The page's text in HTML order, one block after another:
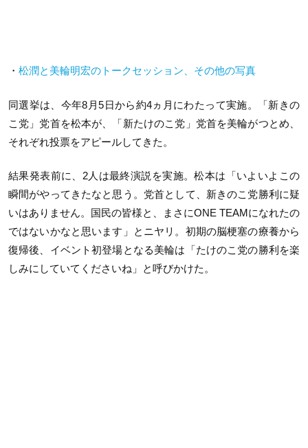
・ 松潤と美輪明宏のトークセッション、その他の写真
同選挙は、今年8月5日から約4ヵ月にわたって実施。「新きの
こ党」党首を松本が、「新たけのこ党」党首を美輪がつとめ、
それぞれ投票をアピールしてきた。
結果発表前に、2人は最終演説を実施。松本は「いよいよこの
瞬間がやってきたなと思う。党首として、新きのこ党勝利に疑
いはありません。国民の皆様と、まさにONE TEAMになれたの
ではないかなと思います」とニヤリ。初期の脳梗塞の療養から
復帰後、イベント初登場となる美輪は「たけのこ党の勝利を楽
しみにしていてくださいね」と呼びかけた。